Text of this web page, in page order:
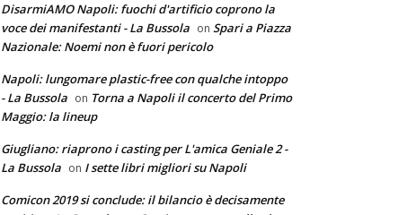
DisarmiAMO Napoli: fuochi d'artificio coprono la
voce dei manifestanti - La Bussola on Spari a Piazza
Nazionale: Noemi non è fuori pericolo
Napoli: lungomare plastic-free con qualche intoppo
- La Bussola on Torna a Napoli il concerto del Primo
Maggio: la lineup
Giugliano: riaprono i casting per L'amica Geniale 2 -
La Bussola on I sette libri migliori su Napoli
Comicon 2019 si conclude: il bilancio è decisamente